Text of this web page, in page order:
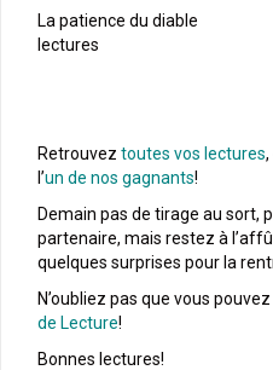
La patience du diable
lectures
Retrouvez toutes vos lectures
l’un de nos gagnants!
Demain pas de tirage au sort,
partenaire, mais restez à
quelques surprises pour la
N’oubliez pas que vous
de Lecture!
Bonnes lectures!